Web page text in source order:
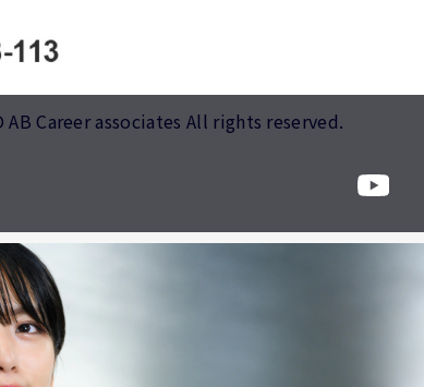
AB Career associates All rights reserved.